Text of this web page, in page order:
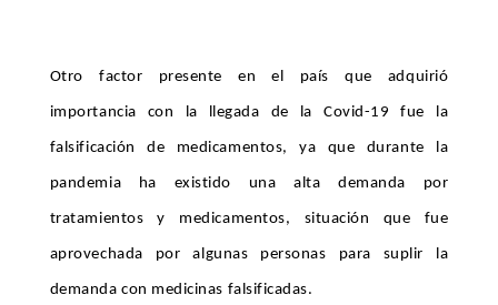
Otro factor presente en el país que adquirió
importancia con la llegada de la Covid-19 fue la
falsificación de medicamentos, ya que durante la
pandemia ha existido una alta demanda por
tratamientos y medicamentos, situación que fue
aprovechada por algunas personas para suplir la
demanda con medicinas falsificadas.